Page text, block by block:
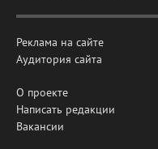
Реклама на сайте
Аудитория сайта
О проекте
Написать редакции
Вакансии